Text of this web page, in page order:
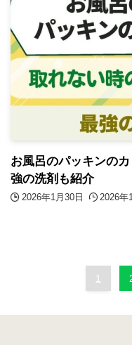
お風呂のパッキンの
強の洗剤も紹介
2026年1月30日 2026年
1